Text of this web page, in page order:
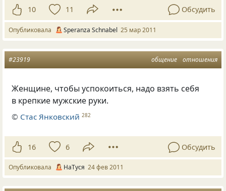
10 11 Обсудить
Опубликовала Speranza Schnabel 25 мар 2011
общение отношения
#23919
Жeнщинe, чтoбы уcпoкоиться, надо взять себя
в крепкие мужские руки.
© Стас Янковский 282
16 6 Обсудить
Опубликовала НаTуся 24 фев 2011